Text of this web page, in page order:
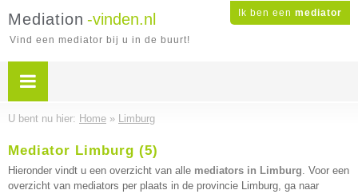
Ik ben een mediator
Mediation -vinden.nl
Vind een mediator bij u in de buurt!
U bent nu hier: Home » Limburg
Mediator Limburg (5)
Hieronder vindt u een overzicht van alle mediators in Limburg. Voor een
overzicht van mediators per plaats in de provincie Limburg, ga naar